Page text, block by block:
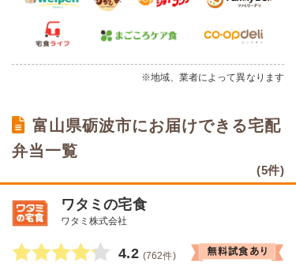
※地域、業者によって異なります
富山県砺波市にお届けできる宅配
弁当一覧
(5件)
ワタミの宅食
ワタミ株式会社
4.2 (762件)